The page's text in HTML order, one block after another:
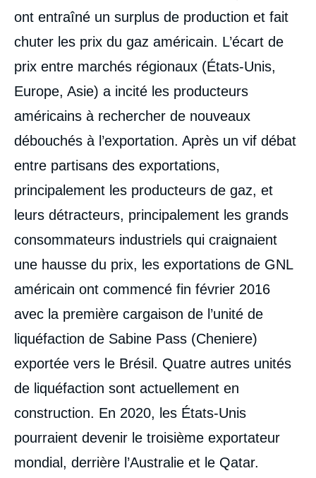
ont entraîné un surplus de production et fait
chuter les prix du gaz américain. L’écart de
prix entre marchés régionaux (États-Unis,
Europe, Asie) a incité les producteurs
américains à rechercher de nouveaux
débouchés à l’exportation. Après un vif débat
entre partisans des exportations,
principalement les producteurs de gaz, et
leurs détracteurs, principalement les grands
consommateurs industriels qui craignaient
une hausse du prix, les exportations de GNL
américain ont commencé fin février 2016
avec la première cargaison de l’unité de
liquéfaction de Sabine Pass (Cheniere)
exportée vers le Brésil. Quatre autres unités
de liquéfaction sont actuellement en
construction. En 2020, les États-Unis
pourraient devenir le troisième exportateur
mondial, derrière l’Australie et le Qatar.